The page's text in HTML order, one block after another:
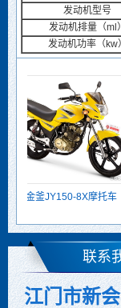
发动机型号
发动机排量（ml）
发动机功率（kw）
金釜JY150-8X摩托车
联系
江门市新